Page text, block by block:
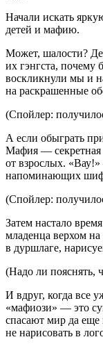
Начали искать
детей и мафию.
Может, шалости?
их гэнгста, почему
воскликнули мы и
на раскрашенные
(Спойлер:
А если обыграть
Мафия — секретная
от взрослых.
напоминающих
(Спойлер:
Затем настало
младенца верхом
в дуршлаге,
(Надо ли пояснять,
И вдруг, когда все
«мафиози» — это
спасают мир да
не нарисовать в